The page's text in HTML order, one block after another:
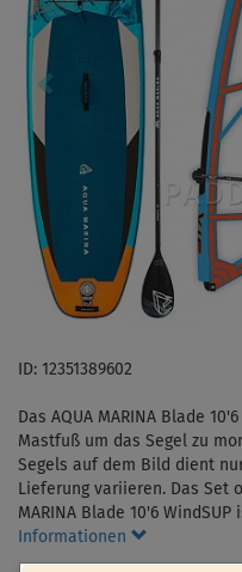
ID: 12351389602
Das AQUA MARINA Blade
Mastfuß um das Segel zu
Segels auf dem Bild dient
Lieferung variieren. Das Set
MARINA Blade 10'6
Informationen